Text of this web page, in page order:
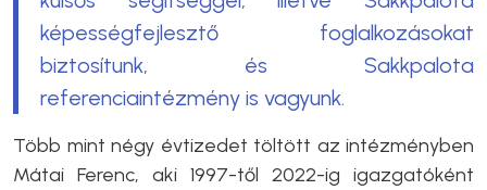
képességfejlesztő foglalkozásokat
biztosítunk, és Sakkpalota
referenciaintézmény is vagyunk.
Több mint négy évtizedet töltött az intézményben
Mátai Ferenc, aki 1997-től 2022-ig igazgatóként